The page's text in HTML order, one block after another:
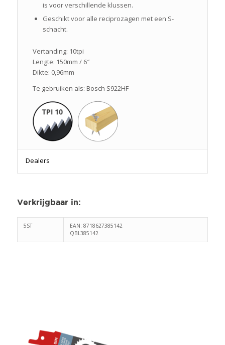
is voor verschillende klussen.
Geschikt voor alle reciprozagen met een S-
schacht.
Vertanding: 10tpi
Lengte: 150mm / 6″
Dikte: 0,96mm
Te gebruiken als: Bosch S922HF
Dealers
Verkrijgbaar in:
5ST
EAN: 8718627385142
QBL385142